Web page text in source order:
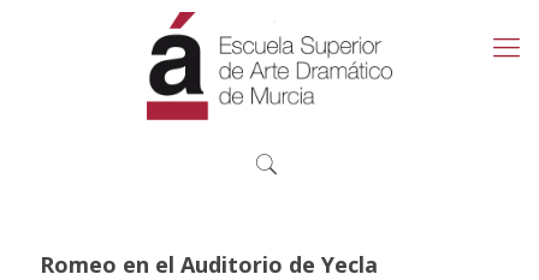
Romeo en el Auditorio de Yecla